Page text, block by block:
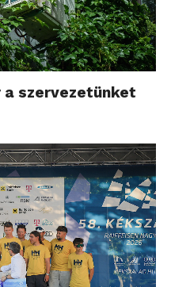
szervezetünket